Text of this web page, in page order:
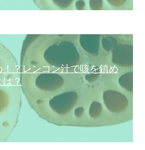
？レンコン汁で咳を鎮め
は？